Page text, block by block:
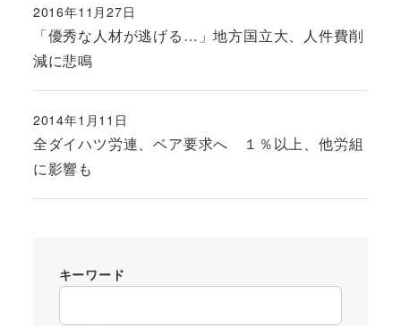
「優秀な人材が逃げる…」地方国立大、人件費削
減に悲鳴
投稿日
2016年11月27日
全ダイハツ労連、ベア要求へ １％以上、他労組
に影響も
投稿日
2014年1月11日
キーワード